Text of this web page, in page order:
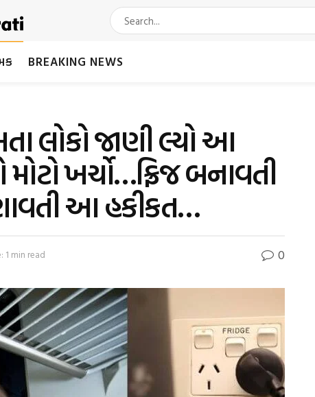
BREAKING NEWS
લોકો જાણી લ્યો આ
ખર્ચો…ફ્રિજ બનાવતી
આ હકીકત…
1 min read 0